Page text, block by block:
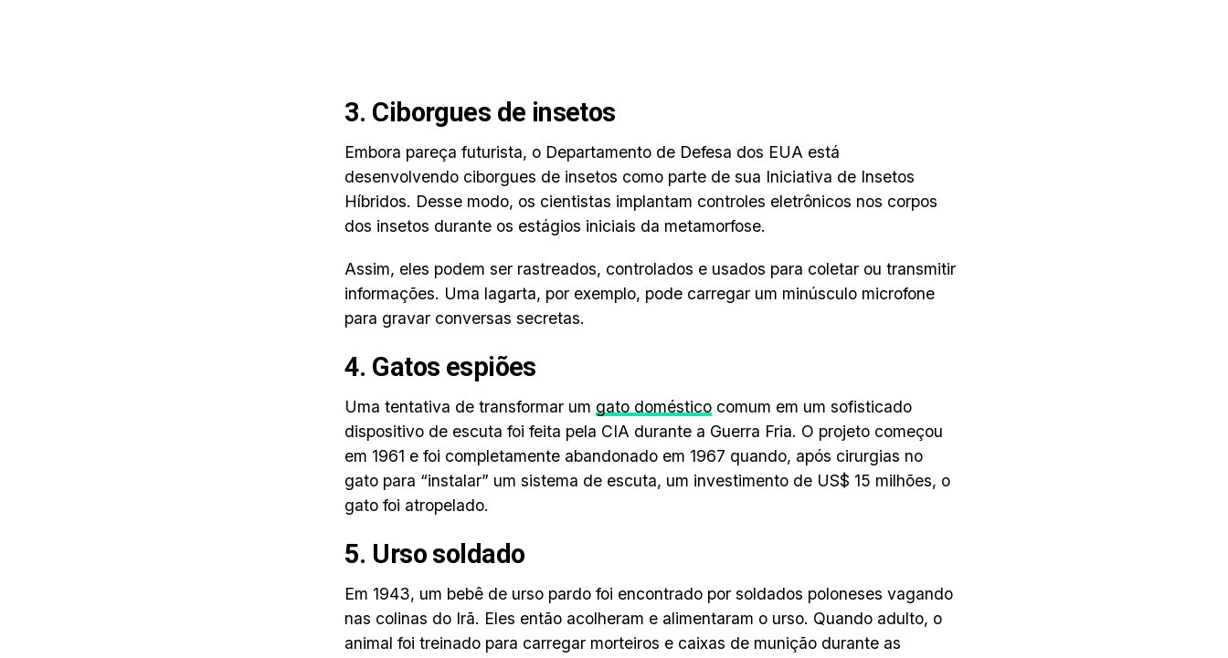
3. Ciborgues de insetos
Embora pareça futurista, o Departamento de Defesa dos EUA está
desenvolvendo ciborgues de insetos como parte de sua Iniciativa de Insetos
Híbridos. Desse modo, os cientistas implantam controles eletrônicos nos corpos
dos insetos durante os estágios iniciais da metamorfose.
Assim, eles podem ser rastreados, controlados e usados ​​para coletar ou transmitir
informações. Uma lagarta, por exemplo, pode carregar um minúsculo microfone
para gravar conversas secretas.
4. Gatos espiões
Uma tentativa de transformar um gato doméstico comum em um sofisticado
dispositivo de escuta foi feita pela CIA durante a Guerra Fria. O projeto começou
em 1961 e foi completamente abandonado em 1967 quando, após cirurgias no
gato para “instalar” um sistema de escuta, um investimento de US$ 15 milhões, o
gato foi atropelado.
5. Urso soldado
Em 1943, um bebê de urso pardo foi encontrado por soldados poloneses vagando
nas colinas do Irã. Eles então acolheram e alimentaram o urso. Quando adulto, o
animal foi treinado para carregar morteiros e caixas de munição durante as